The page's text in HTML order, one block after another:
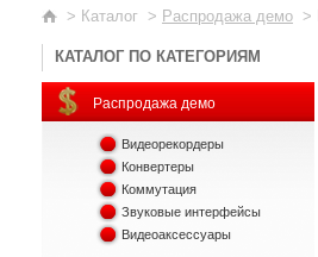
> Каталог > Распродажа демо >
КАТАЛОГ ПО КАТЕГОРИЯМ
Распродажа демо
Видеорекордеры
Конвертеры
Коммутация
Звуковые интерфейсы
Видеоаксессуары